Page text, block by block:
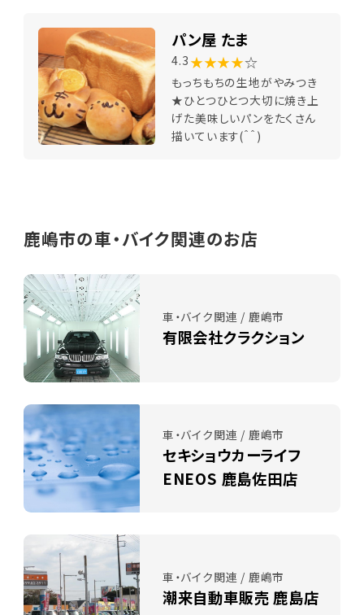
パン屋 たま
4.3 ★★★★☆
もっちもちの生地がやみつき
★ひとつひとつ大切に焼き上
げた美味しいパンをたくさん
描いています(＾＾)
鹿嶋市の車・バイク関連のお店
車・バイク関連 / 鹿嶋市
有限会社クラクション
車・バイク関連 / 鹿嶋市
セキショウカーライフ
ENEOS 鹿島佐田店
車・バイク関連 / 鹿嶋市
潮来自動車販売 鹿島店